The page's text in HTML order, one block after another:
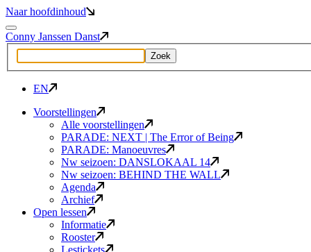
Naar hoofdinhoud
Conny Janssen Danst
EN
Voorstellingen
Alle voorstellingen
PARADE: NEXT | The Error of Being
PARADE: Manoeuvres
Nw seizoen: DANSLOKAAL 14
Nw seizoen: BEHIND THE WALL
Agenda
Archief
Open lessen
Informatie
Rooster
Lestickets